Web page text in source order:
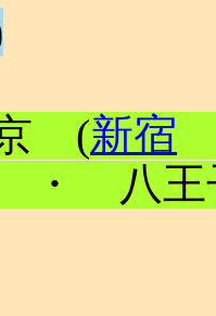
(新宿
・ 八王